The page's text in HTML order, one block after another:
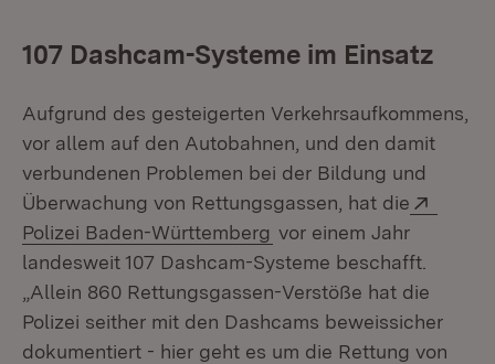
107 Dashcam-Systeme im Einsatz
Aufgrund des gesteigerten Verkehrsaufkommens,
vor allem auf den Autobahnen, und den damit
verbundenen Problemen bei der Bildung und
Überwachung von Rettungsgassen, hat die
Polizei Baden-Württemberg (Öffnet in neuem
vor einem Jahr
landesweit 107 Dashcam-Systeme beschafft.
„Allein 860 Rettungsgassen-Verstöße hat die
Polizei seither mit den Dashcams beweissicher
dokumentiert - hier geht es um die Rettung von